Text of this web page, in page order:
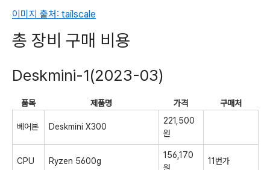
이미지 출처: tailscale
총 장비 구매 비용
Deskmini-1(2023-03)
품목 제품명 가격 구매처
베어본 Deskmini X300
221,500
원
CPU Ryzen 5600g
156,170
원
11번가